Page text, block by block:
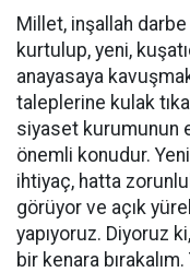
Millet, inşallah
kurtulup, yeni,
anayasaya
taleplerine kulak
siyaset kurumunun
önemli konudur.
ihtiyaç, hatta
görüyor ve açık
yapıyoruz. Diyoruz
bir kenara